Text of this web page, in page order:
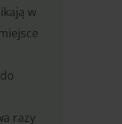
w
razy